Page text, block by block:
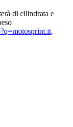
di cilindrata e
,